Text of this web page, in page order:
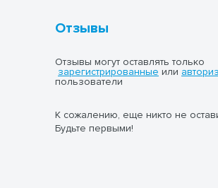
Отзывы
Отзывы могут оставлять только
зарегистрированные или
пользователи
К сожалению, еще никто не
Будьте первыми!